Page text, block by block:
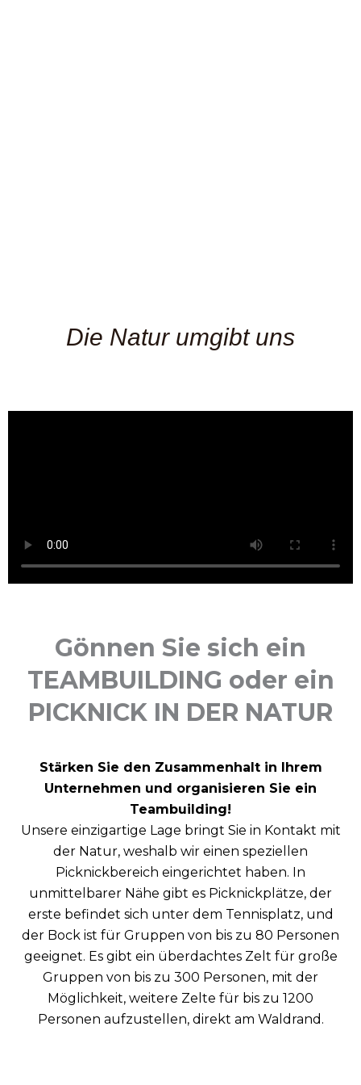
Die Natur umgibt uns
Gönnen Sie sich ein
TEAMBUILDING oder ein
PICKNICK IN DER NATUR
Stärken Sie den Zusammenhalt in Ihrem
Unternehmen und organisieren Sie ein
Teambuilding!
Unsere einzigartige Lage bringt Sie in Kontakt mit
der Natur, weshalb wir einen speziellen
Picknickbereich eingerichtet haben. In
unmittelbarer Nähe gibt es Picknickplätze, der
erste befindet sich unter dem Tennisplatz, und
der Bock ist für Gruppen von bis zu 80 Personen
geeignet. Es gibt ein überdachtes Zelt für große
Gruppen von bis zu 300 Personen, mit der
Möglichkeit, weitere Zelte für bis zu 1200
Personen aufzustellen, direkt am Waldrand.